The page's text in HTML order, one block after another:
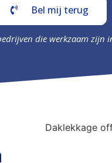
Bel mij terug
die werkzaam zijn